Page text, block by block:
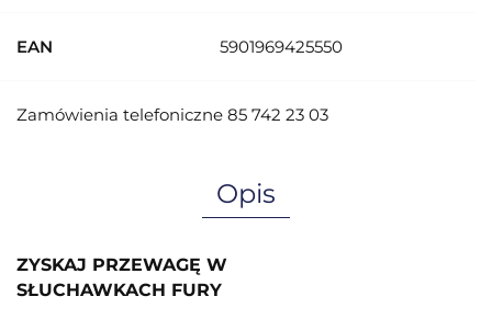
EAN 5901969425550
Zamówienia telefoniczne 85 742 23 03
Opis
ZYSKAJ PRZEWAGĘ W
SŁUCHAWKACH FURY